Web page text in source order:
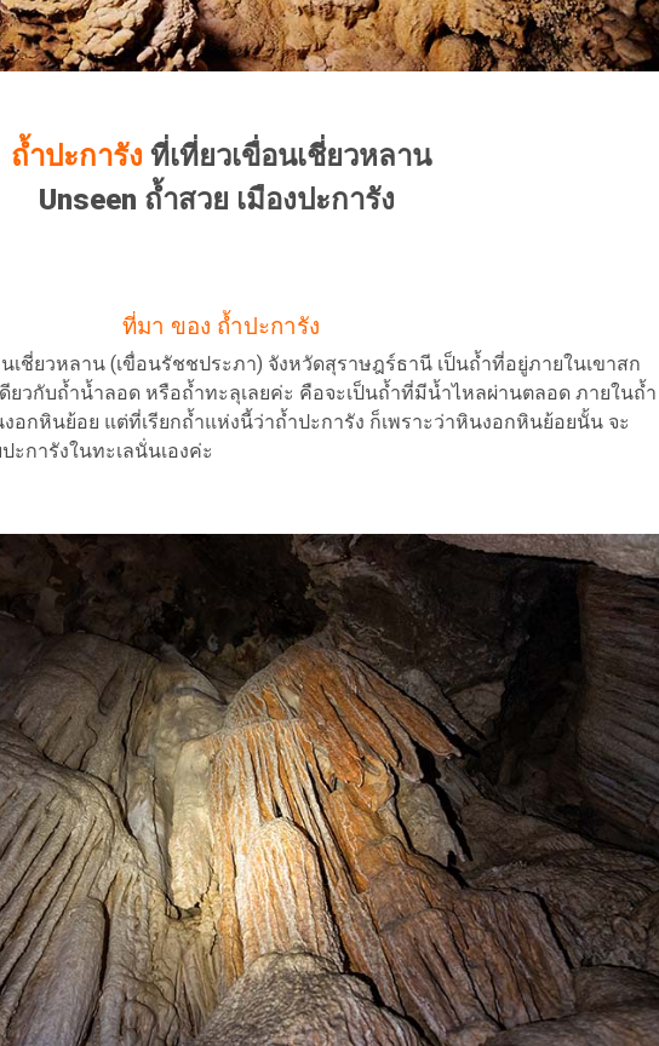
ถ้ำปะการัง ที่เที่ยวเขื่อนเชี่ยวหลาน
Unseen ถ้ำสวย เมืองปะการัง
ที่มา ของ ถ้ำปะการัง
นเชี่ยวหลาน (เขื่อนรัชชประภา) จังหวัดสุราษฎร์ธานี เป็นถ้ำที่อยู่ภายในเขาสก
ยวกับถ้ำน้ำลอด หรือถ้ำทะลุเลยค่ะ คือจะเป็นถ้ำที่มีน้ำไหลผ่านตลอด ภายในถ้ำ
กหินย้อย แต่ที่เรียกถ้ำแห่งนี้ว่าถ้ำปะการัง ก็เพราะว่าหินงอกหินย้อยนั้น จะ
ะการังในทะเลนั่นเองค่ะ